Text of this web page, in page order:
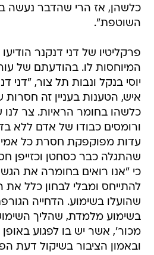
כלשהן, אז הרי שהדבר נעשה
השוטפת".
פרקליטיו של דני דנקנר
המיוחסות לו. בהודעתם של
יוסי בנקל ונבות תל צור, "דני
איש, הטענות בעניין זה חסרות
כלשהו בחומר הראיות. צר
ורומסים כבודו של אדם ללא
עדות מפוקפקת חסרת כל
שהתגלה כבר כסחטן וכזייפן
כי "אנו רואים בחומרה את
להתייחס ומבלי לבחון כלל את
שהועלו בשימוע. הדחייה
בשימוע מלמדת, שהליך
מכור', אשר יש בו לפגוע
ובאמון הציבור בשיקול דעת